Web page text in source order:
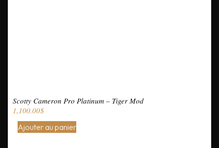
Scotty Cameron Pro Platinum – Tiger Mod
1,100.00$
Ajouter au panier